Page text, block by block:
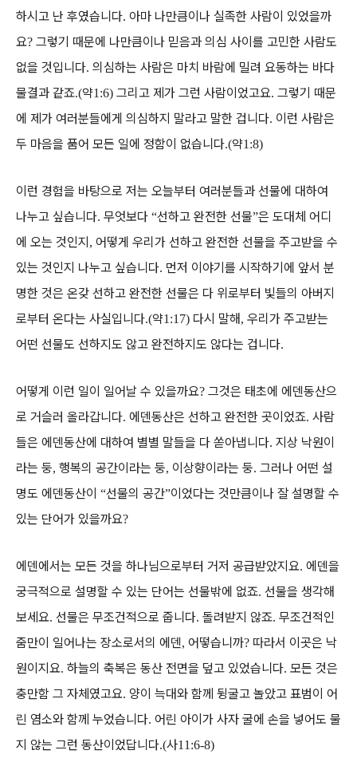
하시고 난 후였습니다. 아마 나만큼이나 실족한 사람이 있었을까
요? 그렇기 때문에 나만큼이나 믿음과 의심 사이를 고민한 사람도
없을 것입니다. 의심하는 사람은 마치 바람에 밀려 요동하는 바다
물결과 같죠.(약1:6) 그리고 제가 그런 사람이었고요. 그렇기 때문
에 제가 여러분들에게 의심하지 말라고 말한 겁니다. 이런 사람은
두 마음을 품어 모든 일에 정함이 없습니다.(약1:8)
이런 경험을 바탕으로 저는 오늘부터 여러분들과 선물에 대하여
나누고 싶습니다. 무엇보다 “선하고 완전한 선물”은 도대체 어디
에 오는 것인지 , 어떻게 우리가 선하고 완전한 선물을 주고받을 수
있는 것인지 나누고 싶습니다. 먼저 이야기를 시작하기에 앞서 분
명한 것은 온갖 선하고 완전한 선물은 다 위로부터 빛들의 아버지
로부터 온다는 사실입니다.(약1:17) 다시 말해, 우리가 주고받는
어떤 선물도 선하지도 않고 완전하지도 않다는 겁니다.
어떻게 이런 일이 일어날 수 있을까요? 그것은 태초에 에덴동산으
로 거슬러 올라갑니다. 에덴동산은 선하고 완전한 곳이었죠. 사람
들은 에덴동산에 대하여 별별 말들을 다 쏟아냅니다. 지상 낙원이
라는 둥, 행복의 공간이라는 둥, 이상향이라는 둥. 그러나 어떤 설
명도 에덴동산이 “선물의 공간”이었다는 것만큼이나 잘 설명할 수
있는 단어가 있을까요?
에덴에서는 모든 것을 하나님으로부터 거저 공급받았지요. 에덴을
궁극적으로 설명할 수 있는 단어는 선물밖에 없죠. 선물을 생각해
보세요. 선물은 무조건적으로 줍니다. 돌려받지 않죠. 무조건적인
줌만이 일어나는 장소로서의 에덴, 어떻습니까? 따라서 이곳은 낙
원이지요. 하늘의 축복은 동산 전면을 덮고 있었습니다. 모든 것은
충만함 그 자체였고요. 양이 늑대와 함께 뒹굴고 놀았고 표범이 어
린 염소와 함께 누었습니다. 어린 아이가 사자 굴에 손을 넣어도 물
지 않는 그런 동산이었답니다.(사11:6-8)